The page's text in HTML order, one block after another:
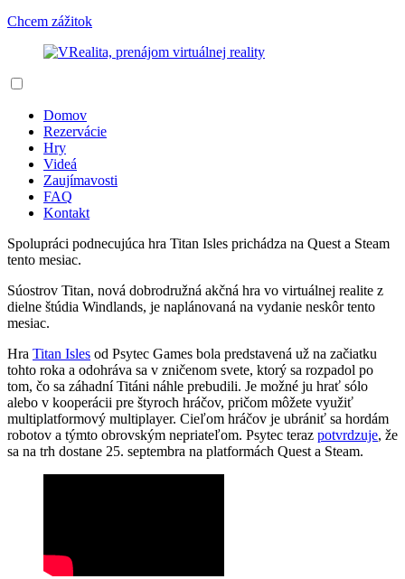
Chcem zážitok
Domov
Rezervácie
Hry
Videá
Zaujímavosti
FAQ
Kontakt
Spolupráci podnecujúca hra Titan Isles prichádza na Quest a Steam
tento mesiac.
Súostrov Titan, nová dobrodružná akčná hra vo virtuálnej realite z
dielne štúdia Windlands, je naplánovaná na vydanie neskôr tento
mesiac.
Hra Titan Isles od Psytec Games bola predstavená už na začiatku
tohto roka a odohráva sa v zničenom svete, ktorý sa rozpadol po
tom, čo sa záhadní Titáni náhle prebudili. Je možné ju hrať sólo
alebo v kooperácii pre štyroch hráčov, pričom môžete využiť
multiplatformový multiplayer. Cieľom hráčov je ubrániť sa hordám
robotov a týmto obrovským nepriateľom. Psytec teraz potvrdzuje, že
sa na trh dostane 25. septembra na platformách Quest a Steam.